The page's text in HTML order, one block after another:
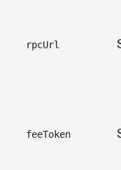
rpcUrl
feeToken